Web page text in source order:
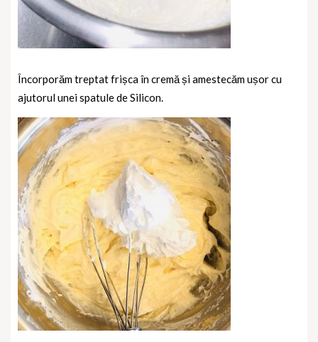
Încorporăm treptat frișca în cremă și amestecăm ușor cu
ajutorul unei spatule de Silicon.